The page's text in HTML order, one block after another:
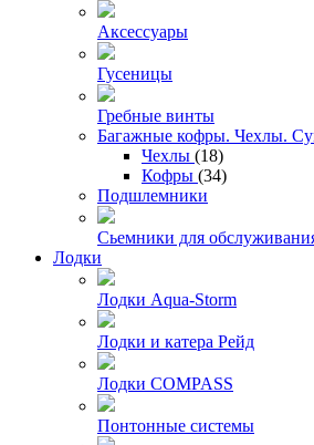
Аксессуары
Гусеницы
Гребные винты
Багажные кофры. Чехлы.
Чехлы (18)
Кофры (34)
Подшлемники
Сьемники для
Лодки
Лодки Aqua-Storm
Лодки и катера Рейд
Лодки COMPASS
Понтонные системы